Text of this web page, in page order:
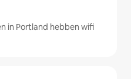
in Portland hebben wifi